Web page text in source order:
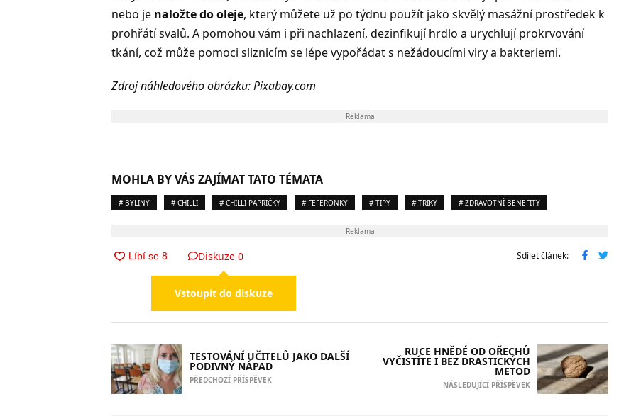
nebo je naložte do oleje, který můžete už po týdnu použít jako skvělý masážní prostředek k
prohřátí svalů. A pomohou vám i při nachlazení, dezinfikují hrdlo a urychlují prokrvování
tkání, což může pomoci sliznicím se lépe vypořádat s nežádoucími viry a bakteriemi.
Zdroj náhledového obrázku: Pixabay.com
Reklama
MOHLA BY VÁS ZAJÍMAT TATO TÉMATA
# BYLINY # CHILLI # CHILLI PAPRIČKY # FEFERONKY # TIPY # TRIKY # ZDRAVOTNÍ BENEFITY
Reklama
Diskuze 0
Vstoupit do diskuze
Sdílet článek:
TESTOVÁNÍ UČITELŮ JAKO DALŠÍ
PODIVNÝ NÁPAD
PŘEDCHOZÍ PŘÍSPĚVEK
RUCE HNĚDÉ OD OŘECHŮ
VYČISTÍTE I BEZ DRASTICKÝCH
METOD
NÁSLEDUJÍCÍ PŘÍSPĚVEK